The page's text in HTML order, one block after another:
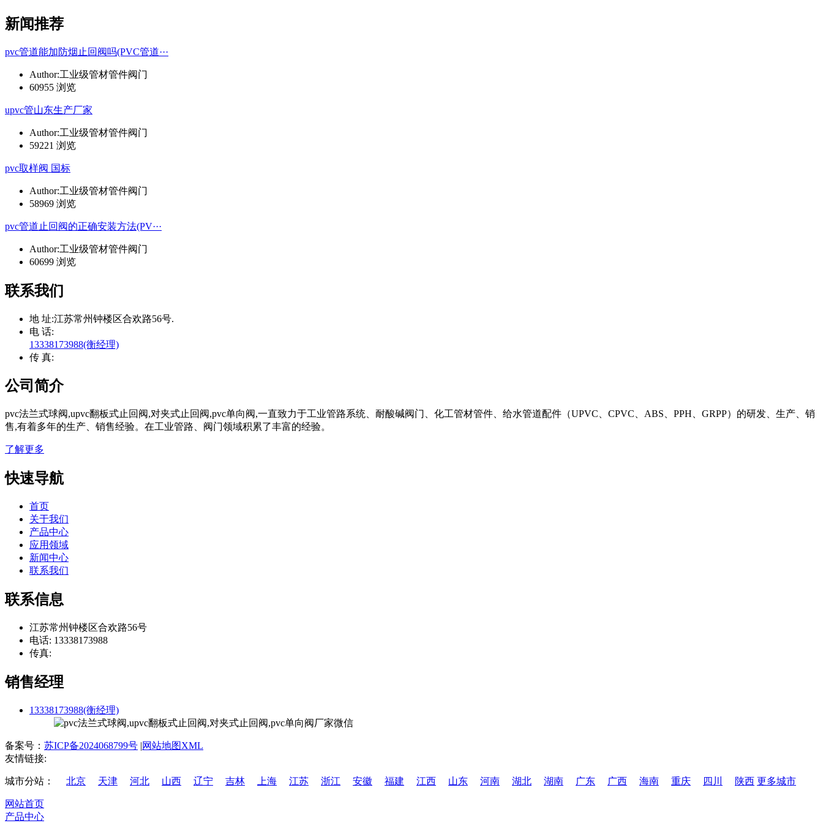
新闻推荐
pvc管道能加防烟止回阀吗(PVC管道···
Author:工业级管材管件阀门
60955 浏览
upvc管山东生产厂家
Author:工业级管材管件阀门
59221 浏览
pvc取样阀 国标
Author:工业级管材管件阀门
58969 浏览
pvc管道止回阀的正确安装方法(PV···
Author:工业级管材管件阀门
60699 浏览
联系我们
地 址:江苏常州钟楼区合欢路56号.
电 话:
13338173988(衡经理)
传 真:
公司简介
pvc法兰式球阀,upvc翻板式止回阀,对夹式止回阀,pvc单向阀,一直致力于工业管路系统、耐酸碱阀门、化工管材管件、给水管道配件（UPVC、CPVC、ABS、PPH、GRPP）的研发、生产、销
售,有着多年的生产、销售经验。在工业管路、阀门领域积累了丰富的经验。
了解更多
快速导航
首页
关于我们
产品中心
应用领域
新闻中心
联系我们
联系信息
江苏常州钟楼区合欢路56号
电话: 13338173988
传真:
销售经理
13338173988(衡经理)
备案号： 苏ICP备2024068799号 |网站地图XML
友情链接:
城市分站： 北京 天津 河北 山西 辽宁 吉林 上海 江苏 浙江 安徽 福建 江西 山东 河南 湖北 湖南 广东 广西 海南 重庆 四川 陕西 更多城市
网站首页
产品中心